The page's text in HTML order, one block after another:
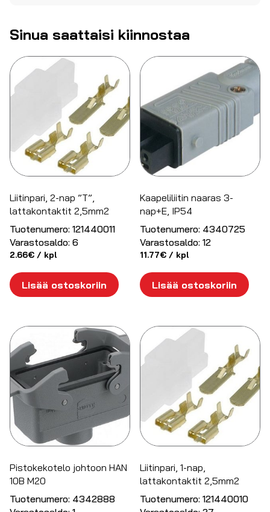
Sinua saattaisi kiinnostaa
Liitinpari, 2-nap ”T”,
lattakontaktit 2,5mm2
Tuotenumero: 121440011
Varastosaldo: 6
2.66€ / kpl
Lisää ostoskoriin
Kaapeliliitin naaras 3-
nap+E, IP54
Tuotenumero: 4340725
Varastosaldo: 12
11.77€ / kpl
Lisää ostoskoriin
Pistokekotelo johtoon HAN
10B M20
Tuotenumero: 4342888
Liitinpari, 1-nap,
lattakontaktit 2,5mm2
Tuotenumero: 121440010